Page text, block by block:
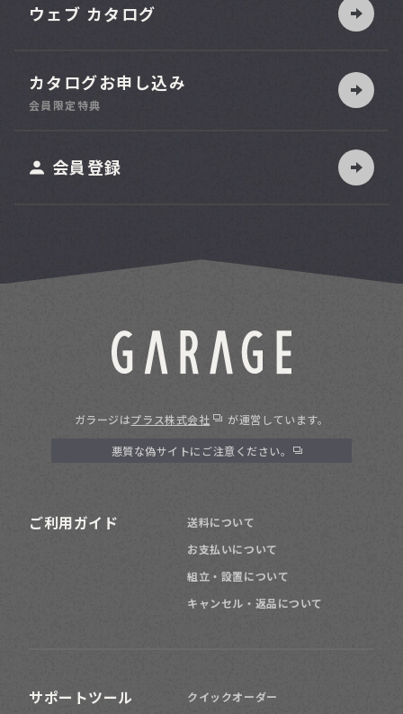
ウェブ カタログ
カタログお申し込み
会員限定特典
会員登録
ガラージはプラス株式会社 が運営しています。
悪質な偽サイトにご注意ください。
ご利用ガイド
送料について
お支払いについて
組立・設置について
キャンセル・返品について
サポートツール
クイックオーダー